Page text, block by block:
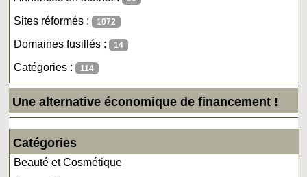
Sites réformés : 1072
Domaines fusillés : 14
Catégories : 114
Une alternative économique de financement !
Catégories
Beauté et Cosmétique